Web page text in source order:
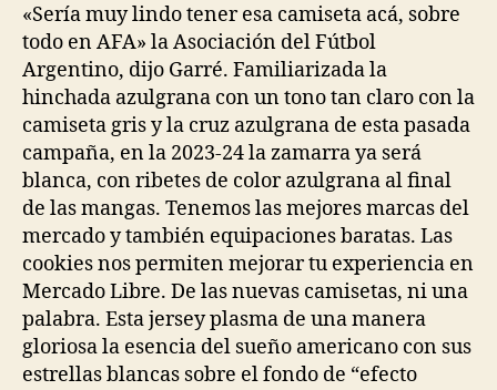
«Sería muy lindo tener esa camiseta acá, sobre
todo en AFA» la Asociación del Fútbol
Argentino, dijo Garré. Familiarizada la
hinchada azulgrana con un tono tan claro con la
camiseta gris y la cruz azulgrana de esta pasada
campaña, en la 2023-24 la zamarra ya será
blanca, con ribetes de color azulgrana al final
de las mangas. Tenemos las mejores marcas del
mercado y también equipaciones baratas. Las
cookies nos permiten mejorar tu experiencia en
Mercado Libre. De las nuevas camisetas, ni una
palabra. Esta jersey plasma de una manera
gloriosa la esencia del sueño americano con sus
estrellas blancas sobre el fondo de “efecto